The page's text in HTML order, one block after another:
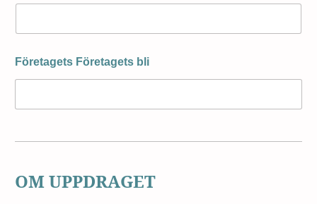
Företagets Företagets bli
OM UPPDRAGET